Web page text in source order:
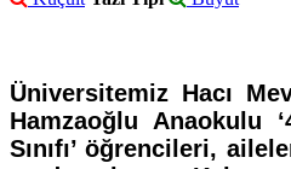
Üniversitemiz Hacı
Hamzaoğlu Anaokulu
Sınıfı’ öğrencileri,